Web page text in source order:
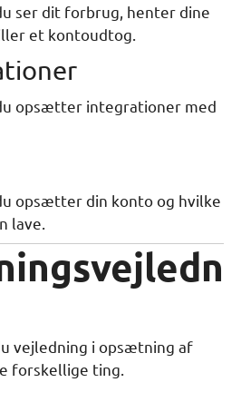
ser dit forbrug, henter dine
et kontoudtog.
opsætter integrationer med
opsætter din konto og hvilke
lave.
vejledning i opsætning af
forskellige ting.